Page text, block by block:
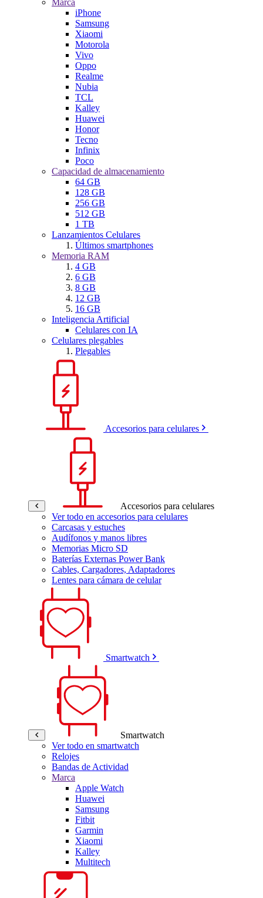
iPhone
Samsung
Xiaomi
Motorola
Vivo
Oppo
Realme
Nubia
TCL
Kalley
Huawei
Honor
Tecno
Infinix
Poco
Capacidad de almacenamiento
64 GB
128 GB
256 GB
512 GB
1 TB
Lanzamientos Celulares
Últimos smartphones
Memoria RAM
4 GB
6 GB
8 GB
12 GB
16 GB
Inteligencia Artificial
Celulares con IA
Celulares plegables
Plegables
Accesorios para celulares
Accesorios para celulares
Ver todo en accesorios para celulares
Carcasas y estuches
Audífonos y manos libres
Memorias Micro SD
Baterías Externas Power Bank
Cables, Cargadores, Adaptadores
Lentes para cámara de celular
Smartwatch
Smartwatch
Ver todo en smartwatch
Relojes
Bandas de Actividad
Marca
Apple Watch
Huawei
Samsung
Fitbit
Garmin
Xiaomi
Kalley
Multitech